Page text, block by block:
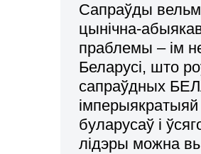
Сапраўды
цынічна-
праблемы – ім
Беларусі, што
сапраўдных
буларусаў і
лідэры можна